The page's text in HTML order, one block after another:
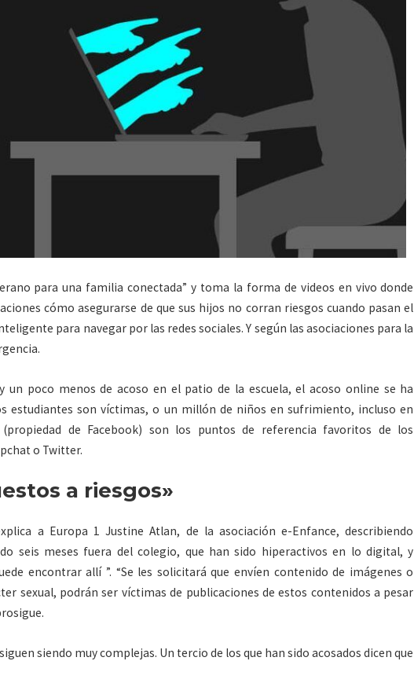
para una familia conectada” y toma la forma de videos en vivo donde
cómo asegurarse de que sus hijos no corran riesgos cuando pasan el
para navegar por las redes sociales. Y según las asociaciones para la
un poco menos de acoso en el patio de la escuela, el acoso online se ha
estudiantes son víctimas, o un millón de niños en sufrimiento, incluso en
de Facebook) son los puntos de referencia favoritos de los
o Twitter.
a riesgos»
a Europa 1 Justine Atlan, de la asociación e-Enfance, describiendo
seis meses fuera del colegio, que han sido hiperactivos en lo digital, y
encontrar allí ”. “Se les solicitará que envíen contenido de imágenes o
sexual, podrán ser víctimas de publicaciones de estos contenidos a pesar
siendo muy complejas. Un tercio de los que han sido acosados dicen que